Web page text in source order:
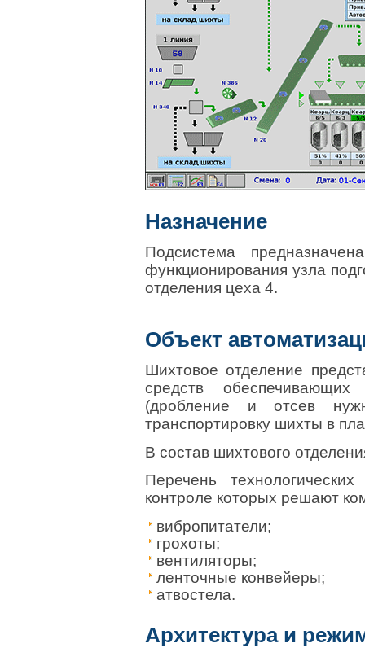
Назначение
Подсистема
функционирования узла
отделения цеха 4.
Объект
Шихтовое отделение
средств обеспечивающих
(дробление и отсев
транспортировку шихты в
В состав шихтового
Перечень
контроле которых решают
вибропитатели;
грохоты;
вентиляторы;
ленточные конвейеры;
атвостела.
Архитектура и